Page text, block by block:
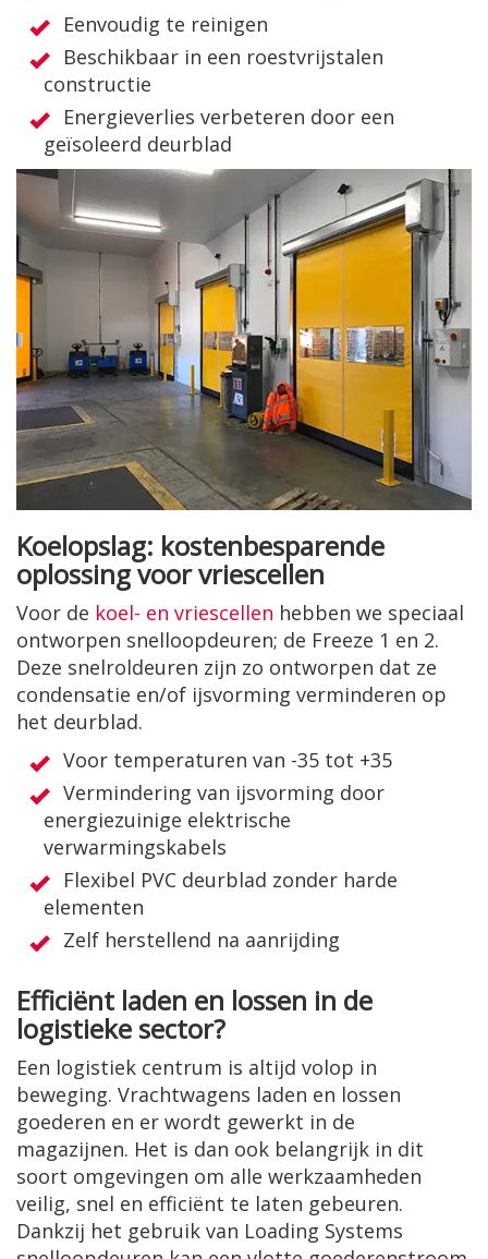
Eenvoudig te reinigen
Beschikbaar in een roestvrijstalen
constructie
Energieverlies verbeteren door een
geïsoleerd deurblad
Koelopslag: kostenbesparende
oplossing voor vriescellen
Voor de koel- en vriescellen hebben we speciaal
ontworpen snelloopdeuren; de Freeze 1 en 2.
Deze snelroldeuren zijn zo ontworpen dat ze
condensatie en/of ijsvorming verminderen op
het deurblad.
Voor temperaturen van -35 tot +35
Vermindering van ijsvorming door
energiezuinige elektrische
verwarmingskabels
Flexibel PVC deurblad zonder harde
elementen
Zelf herstellend na aanrijding
Efficiënt laden en lossen in de
logistieke sector?
Een logistiek centrum is altijd volop in
beweging. Vrachtwagens laden en lossen
goederen en er wordt gewerkt in de
magazijnen. Het is dan ook belangrijk in dit
soort omgevingen om alle werkzaamheden
veilig, snel en efficiënt te laten gebeuren.
Dankzij het gebruik van Loading Systems